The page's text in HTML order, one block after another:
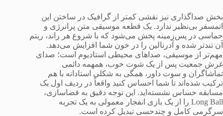
بخش صداگذاری نیز نقشی کمتر از گرافیک در ساختن این
اتمسفر بی‌نظیر ندارد. یک قطعه موسیقی متن پرانرژی و
حماسی در پس‌زمینه پخش می‌شود که با شروع هر راند، ریتم
آن تندتر شده و آدرنالین را در خون شما افزایش می‌دهد.
مهم‌تر از موسیقی، صداهای محیطی استادیوم است؛ صدای
غرش جمعیت پس از یک شوت خوب، همهمه دائمی
تماشاگران و سوت داور، همگی به شکلی استادانه با هم
ترکیب شده‌اند تا شما احساس کنید واقعاً در ردیف اول یک
مسابقه حساس نشسته‌اید. این توجه دقیق به فضاسازی،
Long Ball را از یک بازی انفجار معمولی به یک تجربه
سرگرمی کامل و چندحسی تبدیل کرده است.